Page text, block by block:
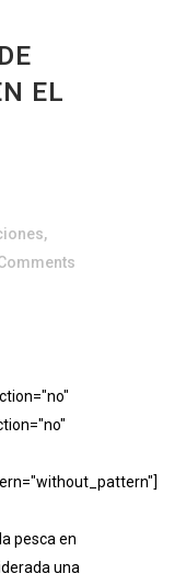
EL
,
pesca en
una